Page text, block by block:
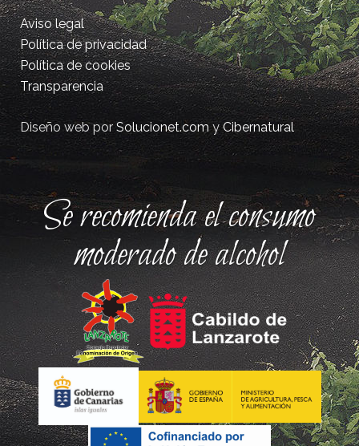
Aviso legal
Política de privacidad
Política de cookies
Transparencia
Diseño web porSolucionet.comyCibernatural
Se recomienda el consumo
moderado de alcohol